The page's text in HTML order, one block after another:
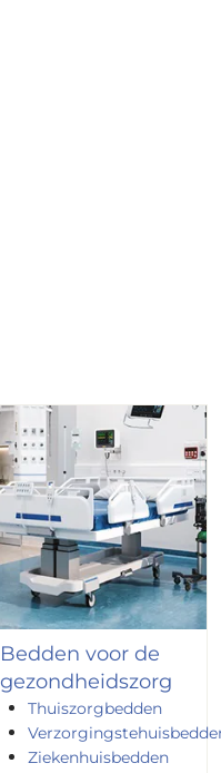
Bedden voor de
gezondheidszorg
Thuiszorgbedden
Ziekenhuisbedden